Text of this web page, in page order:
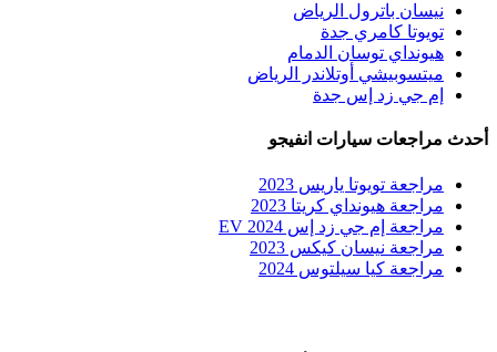
نيسان باترول الرياض
تويوتا كامري جدة
هيونداي توسان الدمام
ميتسوبيشي أوتلاندر الرياض
إم جي زد إس جدة
أحدث مراجعات سيارات انفيجو
مراجعة تويوتا ياريس 2023
مراجعة هيونداي كريتا 2023
مراجعة إم جي زد إس EV 2024
مراجعة نيسان كيكس 2023
مراجعة كيا سيلتوس 2024